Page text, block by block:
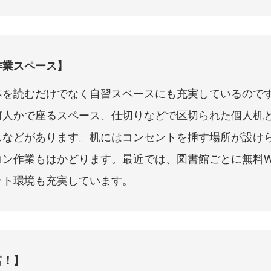
スペース】
読むだけでなく自習スペースにも充実しているので
かで座るスペース、仕切りなどで区切られた個人机
どがあります。机にはコンセントを挿す場所が設け
作業もはかどります。最近では、図書館ごとに無料
環境も充実しています。
】